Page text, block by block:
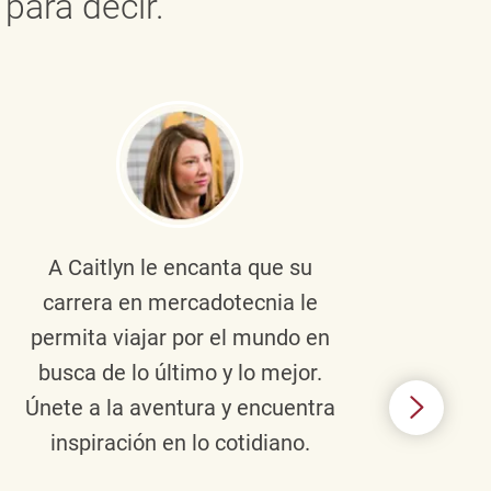
A Caitlyn le encanta que su
carrera en mercadotecnia le
permita viajar por el mundo en
busca de lo último y lo mejor.
Únete a la aventura y encuentra
inspiración en lo cotidiano.